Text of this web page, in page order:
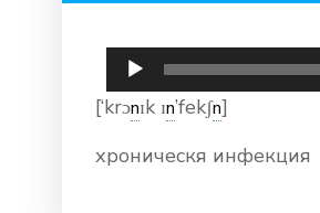
Аудиоплеер
[‘krɔnɪk ɪn’fekʃn]
хроническя инфекция